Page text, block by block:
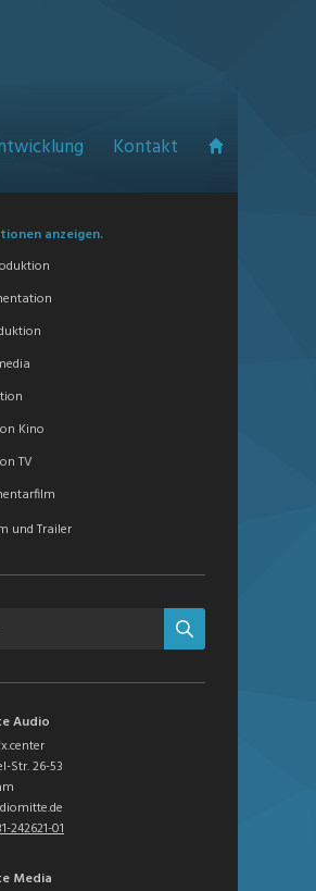
Kontakt
anzeigen.
Kino
TV
und Trailer
Audio
Str. 26-53
242621-01
Media